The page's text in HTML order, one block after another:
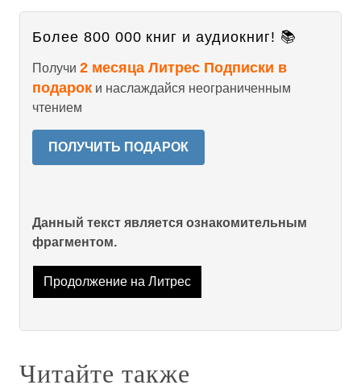
Более 800 000 книг и аудиокниг! 📚
Получи 2 месяца Литрес Подписки в
подарок и наслаждайся неограниченным
чтением
ПОЛУЧИТЬ ПОДАРОК
Данный текст является ознакомительным
фрагментом.
Продолжение на Литрес
Читайте также